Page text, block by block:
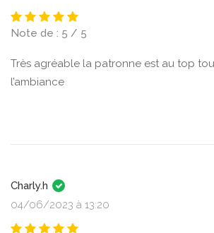
Note de : 5 / 5
Très agréable la patronne est au top
l’ambiance
Charly.h
04/06/2023 à 13:20